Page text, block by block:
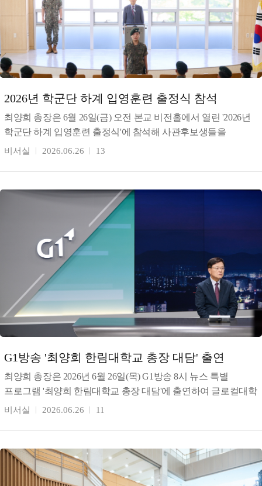
2026년 학군단 하계 입영훈련 출정식 참석
최양희 총장은 6월 26일(금) 오전 본교 비전홀에서 열린 '2026년
학군단 하계 입영훈련 출정식'에 참석해 사관후보생들을
격려했다. 최 총장은 "매년 최우수 학군단으로 선정되어
비서실 2026.06.26 13
G1방송 '최양희 한림대학교 총장 대담' 출연
최양희 총장은 2026년 6월 26일(목) G1방송 8시 뉴스 특별
프로그램 '최양희 한림대학교 총장 대담'에 출연하여 글로컬대학
30 선정 이후 한림대학교의 성과와 향후 미래 교
비서실 2026.06.26 11